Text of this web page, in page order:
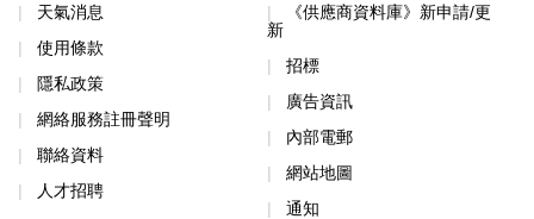
天氣消息
使用條款
隱私政策
網絡服務註冊聲明
聯絡資料
人才招聘
《供應商資料庫》新申請/更
新
招標
廣告資訊
內部電郵
網站地圖
通知